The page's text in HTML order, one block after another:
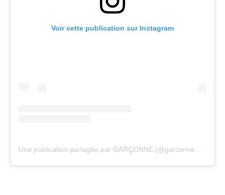
Voir cette publication sur Instagram